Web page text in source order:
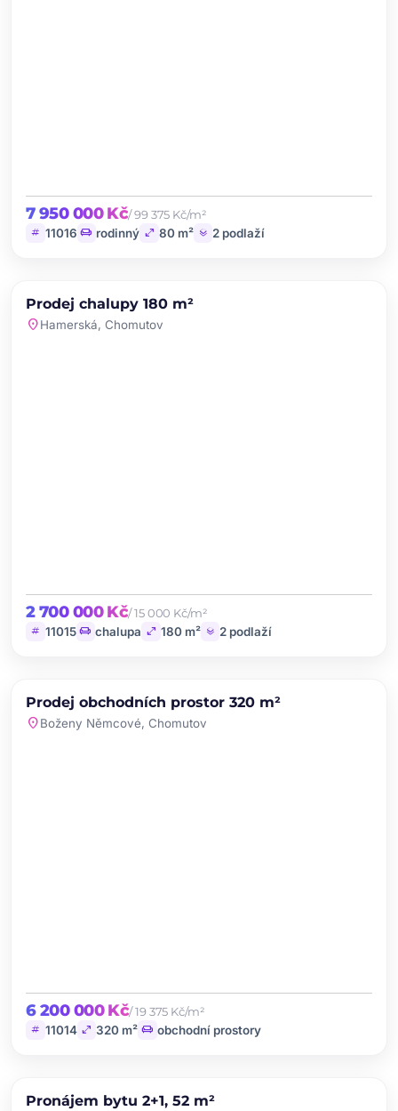
7 950 000 Kč/ 99 375 Kč/m²
tag 11016 chair rodinný open_in_full 80 m² layers 2 podlaží
PRODEJ NOVINKA
Prodej chalupy 180 m²
location_onHamerská, Chomutov
2 700 000 Kč/ 15 000 Kč/m²
tag 11015 chair chalupa open_in_full 180 m² layers 2 podlaží
PRODEJ NOVINKA
Prodej obchodních prostor 320 m²
location_onBoženy Němcové, Chomutov
6 200 000 Kč/ 19 375 Kč/m²
tag 11014 open_in_full 320 m² chair obchodní prostory
PRONÁJEM NOVINKA
Pronájem bytu 2+1, 52 m²